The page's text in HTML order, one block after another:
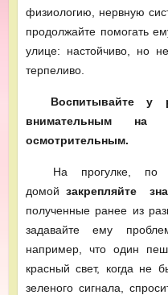
физиологию, нервную
продолжайте помогать
улице: настойчиво, но
терпеливо.
Воспитывайте
у
внимательным
осмотрительным.
На прогулке, по
домойзакрепляйте
полученные ранее из
задавайте ему
например, что один
красный свет, когда
зеленого сигнала,